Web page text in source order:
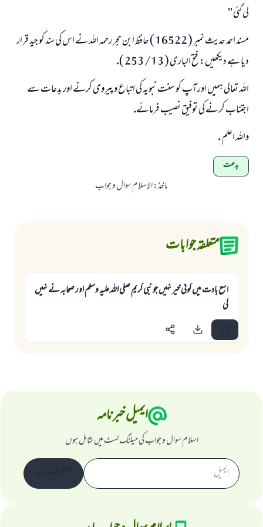
لى گئى "
مسند احمد حديث نمبر ( 16522 ) حافظ ابن حجر رحمہ اللہ نے اس كى سند كو جيد قرار
ديا ہے ديكھيں: فتح البارى ( 13/ 253 ).
اللہ تعالى ہميں اور آپ كو سنت نبويہ كى اتباع و پيروى كرنے اور بدعات سے
اجتناب كرنے كى توفيق نصيب فرمائے.
واللہ اعلم .
بدعت
ماخذ:الاسلام سوال و جواب
متعلقہ جوابات
اسع بادت ميں كوئى خير نہيں جو نبى كريم صلى اللہ عليہ وسلم اور صحابہ نے نہيں
كى
ایمیل خبرنامہ
اسلام سوال و جواب کی میلنگ لسٹ میں شامل ہوں